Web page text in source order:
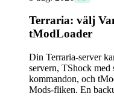
Terraria: välj
tModLoader
Din Terraria-server
servern, TShock med
kommandon, och
Mods-fliken. En